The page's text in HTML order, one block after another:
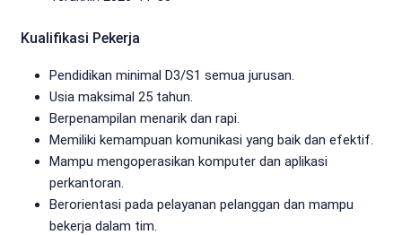
Kualifikasi Pekerja
Pendidikan minimal D3/S1 semua jurusan.
Usia maksimal 25 tahun.
Berpenampilan menarik dan rapi.
Memiliki kemampuan komunikasi yang baik dan efektif.
Mampu mengoperasikan komputer dan aplikasi
perkantoran.
Berorientasi pada pelayanan pelanggan dan mampu
bekerja dalam tim.